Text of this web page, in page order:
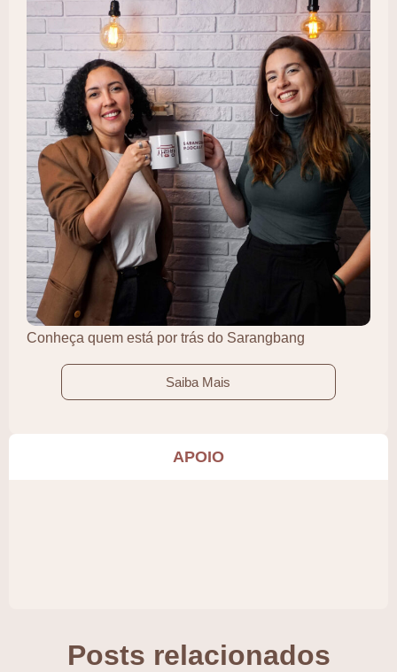
Conheça quem está por trás do Sarangbang
Saiba Mais
APOIO
Posts relacionados